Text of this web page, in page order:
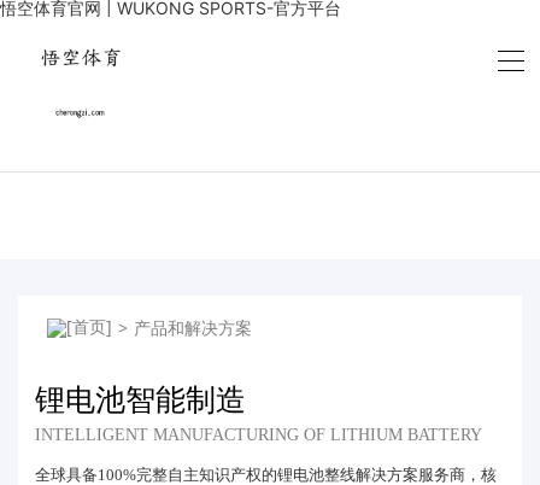
悟空体育官网 | WUKONG SPORTS-官方平台
> 产品和解决方案
锂电池智能制造
INTELLIGENT MANUFACTURING OF LITHIUM BATTERY
全球具备100%完整自主知识产权的锂电池整线解决方案服务商，核